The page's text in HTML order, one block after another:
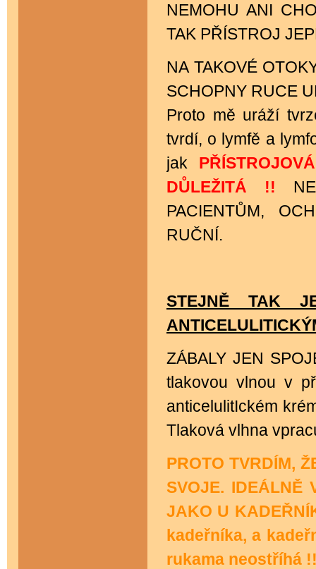
NEMOHU ANI
TAK PŘÍSTROJ
NA TAKOVÉ
SCHOPNY RUCE
Proto mě uráží
tvrdí, o lymfě a
jak
DŮLEŽITÁ !!
PACIENTŮM,
RUČNÍ.
STEJNĚ TAK
ZÁBALY JEN
tlakovou vlnou v
anticelulitIckém
Tlaková vlhna
PROTO TVRDÍM,
SVOJE. IDEÁLNĚ
JAKO U
kadeřníka, a
rukama neostříhá